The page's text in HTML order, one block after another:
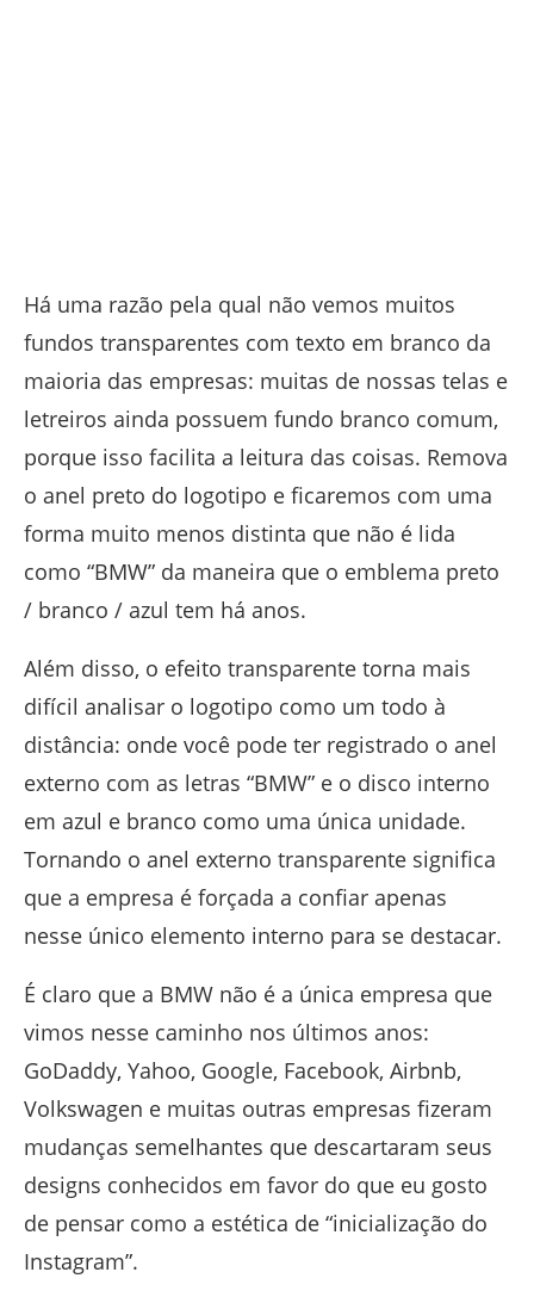
Há uma razão pela qual não vemos muitos
fundos transparentes com texto em branco da
maioria das empresas: muitas de nossas telas e
letreiros ainda possuem fundo branco comum,
porque isso facilita a leitura das coisas. Remova
o anel preto do logotipo e ficaremos com uma
forma muito menos distinta que não é lida
como “BMW” da maneira que o emblema preto
/ branco / azul tem há anos.
Além disso, o efeito transparente torna mais
difícil analisar o logotipo como um todo à
distância: onde você pode ter registrado o anel
externo com as letras “BMW” e o disco interno
em azul e branco como uma única unidade.
Tornando o anel externo transparente significa
que a empresa é forçada a confiar apenas
nesse único elemento interno para se destacar.
É claro que a BMW não é a única empresa que
vimos nesse caminho nos últimos anos:
GoDaddy, Yahoo, Google, Facebook, Airbnb,
Volkswagen e muitas outras empresas fizeram
mudanças semelhantes que descartaram seus
designs conhecidos em favor do que eu gosto
de pensar como a estética de “inicialização do
Instagram”.